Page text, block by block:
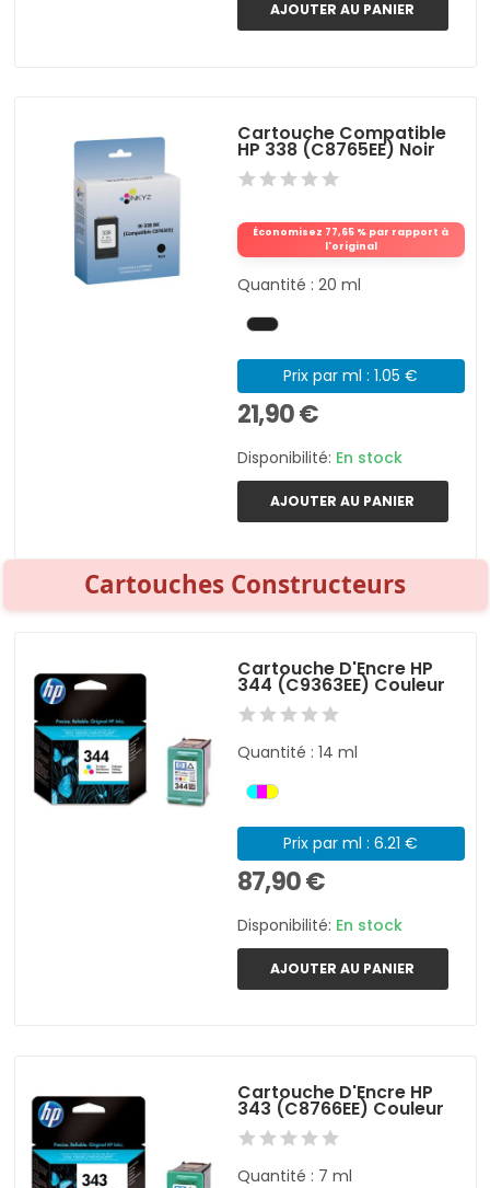
AJOUTER AU PANIER
Cartouche Compatible
HP 338 (C8765EE) Noir
Économisez 77,65 % par rapport à
l'original
Quantité : 20 ml
Prix par ml : 1.05 €
21,90 €
Disponibilité: En stock
AJOUTER AU PANIER
Cartouches Constructeurs
Cartouche D'Encre HP
344 (C9363EE) Couleur
Quantité : 14 ml
Prix par ml : 6.21 €
87,90 €
Disponibilité: En stock
AJOUTER AU PANIER
Cartouche D'Encre HP
343 (C8766EE) Couleur
Quantité : 7 ml